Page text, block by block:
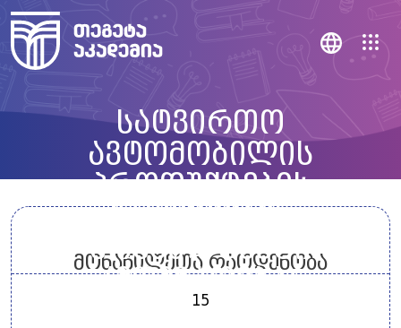
სატვირთო
ავტომობილის
პროდუქტების
გაყიდვების
კონსულტანტი
(მომზადება)
მონაწილეთა რაოდენობა
15